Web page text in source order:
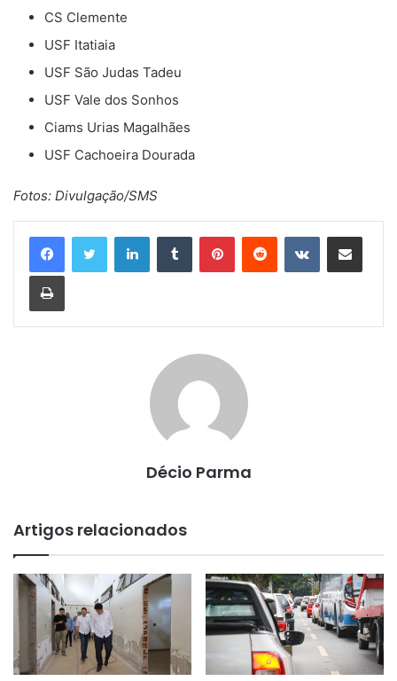
CS Clemente
USF Itatiaia
USF São Judas Tadeu
USF Vale dos Sonhos
Ciams Urias Magalhães
USF Cachoeira Dourada
Fotos: Divulgação/SMS
LinkedinTumblr PinterestReddit VK Compartilhar via e-mail
Imprimir
Décio Parma
Artigos relacionados